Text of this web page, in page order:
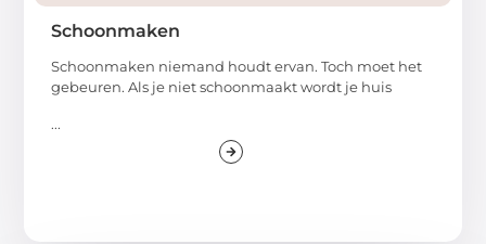
Schoonmaken
Schoonmaken niemand houdt ervan. Toch moet het
gebeuren. Als je niet schoonmaakt wordt je huis
...